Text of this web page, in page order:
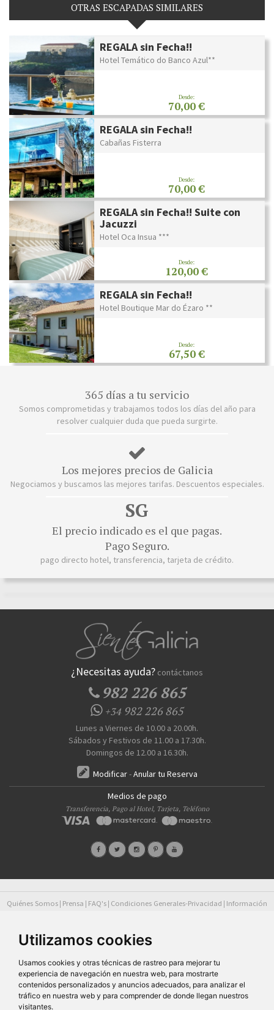
Utilizamos cookies
Usamos cookies y otras técnicas de rastreo para mejorar tu
experiencia de navegación en nuestra web, para mostrarte
contenidos personalizados y anuncios adecuados, para analizar el
tráfico en nuestra web y para comprender de donde llegan nuestros
visitantes.
OTRAS ESCAPADAS SIMILARES
REGALA sin Fecha!!
Hotel Temático do Banco Azul**
Desde:
70,00 €
REGALA sin Fecha!!
Cabañas Fisterra
Desde:
70,00 €
REGALA sin Fecha!! Suite con
Jacuzzi
Hotel Oca Insua ***
Desde:
120,00 €
REGALA sin Fecha!!
Hotel Boutique Mar do Ézaro **
Desde:
67,50 €
365 días a tu servicio
Somos comprometidas y trabajamos todos los días del año para
resolver cualquier duda que pueda surgirte.
Los mejores precios de Galicia
Negociamos y buscamos las mejores tarifas. Descuentos especiales.
SG
El precio indicado es el que pagas.
Pago Seguro.
pago directo hotel, transferencia, tarjeta de crédito.
¿Necesitas ayuda? contáctanos
982 226 865
+34982 226 865
Lunes a Viernes de 10.00 a 20.00h.
Sábados y Festivos de 11.00 a 17.30h.
Domingos de 12.00 a 16.30h.
Modificar-Anular tu Reserva
Medios de pago
Transferencia, Pago al Hotel, Tarjeta, Teléfono
Quiénes Somos Prensa FAQ's Condiciones Generales-Privacidad Información
- Licencia Agencia de viajesN° XG.362
Todos los derechos reservados